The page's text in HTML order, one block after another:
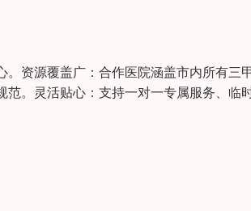
资源覆盖广：合作医院涵盖市内所有三
。灵活贴心：支持一对一专属服务、临